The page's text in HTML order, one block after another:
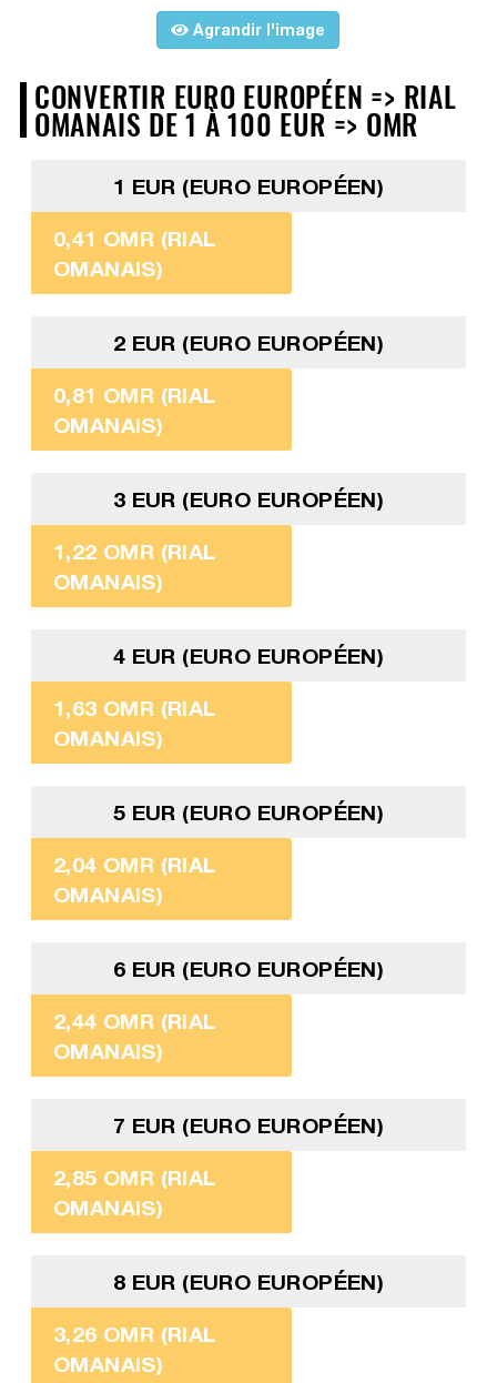
Agrandir l'image
CONVERTIR EURO EUROPÉEN => RIAL
OMANAIS DE 1 À 100 EUR => OMR
1 EUR (EURO EUROPÉEN)
0,41 OMR (RIAL
OMANAIS)
2 EUR (EURO EUROPÉEN)
0,81 OMR (RIAL
OMANAIS)
3 EUR (EURO EUROPÉEN)
1,22 OMR (RIAL
OMANAIS)
4 EUR (EURO EUROPÉEN)
1,63 OMR (RIAL
OMANAIS)
5 EUR (EURO EUROPÉEN)
2,04 OMR (RIAL
OMANAIS)
6 EUR (EURO EUROPÉEN)
2,44 OMR (RIAL
OMANAIS)
7 EUR (EURO EUROPÉEN)
2,85 OMR (RIAL
OMANAIS)
8 EUR (EURO EUROPÉEN)
3,26 OMR (RIAL
OMANAIS)